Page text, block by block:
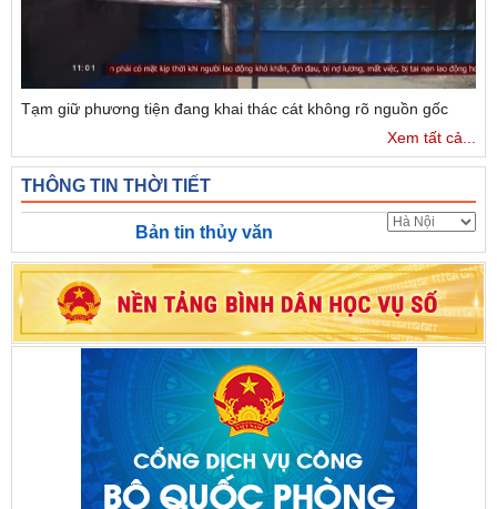
Tạm giữ phương tiện đang khai thác cát không rõ nguồn gốc
Xem tất cả...
THÔNG TIN THỜI TIẾT
Bản tin thủy văn